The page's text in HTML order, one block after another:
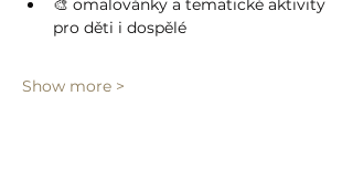
🎨 omalovánky a tematické aktivity
pro děti i dospělé
Show more >